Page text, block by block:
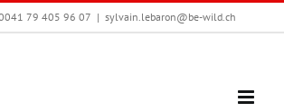
79 405 96 07 | sylvain.lebaron@be-wild.ch